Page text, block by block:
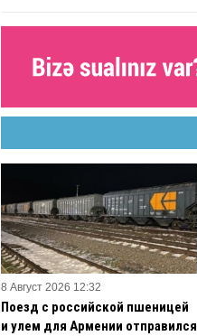
8 Август 2026 12:32
Поезд с российской пшеницей
и улем для Армении отправился